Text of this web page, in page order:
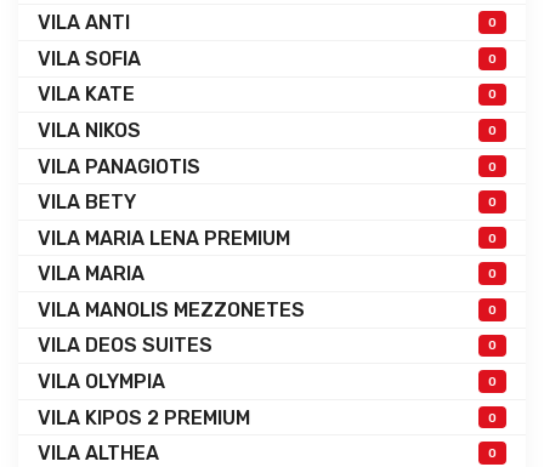
VILA ANTI 0
VILA SOFIA 0
VILA KATE 0
VILA NIKOS 0
VILA PANAGIOTIS 0
VILA BETY 0
VILA MARIA LENA PREMIUM 0
VILA MARIA 0
VILA MANOLIS MEZZONETES 0
VILA DEOS SUITES 0
VILA OLYMPIA 0
VILA KIPOS 2 PREMIUM 0
VILA ALTHEA 0